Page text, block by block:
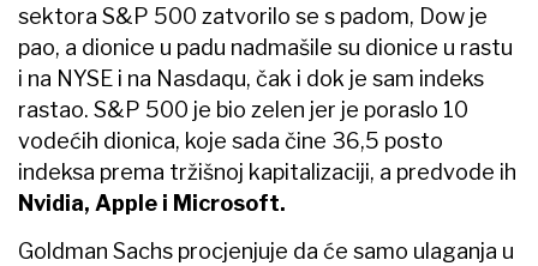
sektora S&P 500 zatvorilo se s padom, Dow je
pao, a dionice u padu nadmašile su dionice u rastu
i na NYSE i na Nasdaqu, čak i dok je sam indeks
rastao. S&P 500 je bio zelen jer je poraslo 10
vodećih dionica, koje sada čine 36,5 posto
indeksa prema tržišnoj kapitalizaciji, a predvode ih
Nvidia, Apple i Microsoft.
Goldman Sachs procjenjuje da će samo ulaganja u